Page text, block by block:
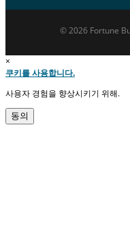
© 2026 Fortune
×
쿠키를 사용합니다.
사용자 경험을 향상시키기 위해.
동의